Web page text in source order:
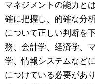
マネジメントの能力と
確に把握し、的確な分
について正しい判断を
務、会計学、経済学、
学、情報システムなど
につけている必要があ